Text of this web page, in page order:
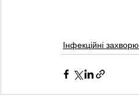
Інфекційні